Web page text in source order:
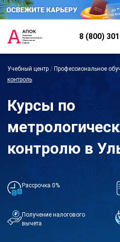
8 (800)
Учебный центр / Профессиональное
контроль
Курсы по
контролю в
Рассрочка 0%
Получение налогового
вычета